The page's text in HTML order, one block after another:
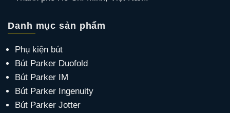
Danh mục sản phẩm
Phụ kiện bút
Bút Parker Duofold
Bút Parker IM
Bút Parker Ingenuity
Bút Parker Jotter